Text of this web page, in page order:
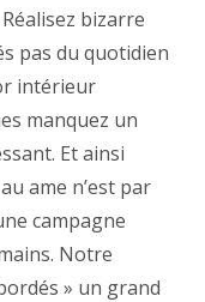
bizarre
pas du quotidien
intérieur
manquez un
Et ainsi
ame n’est par
campagne
Notre
» un grand